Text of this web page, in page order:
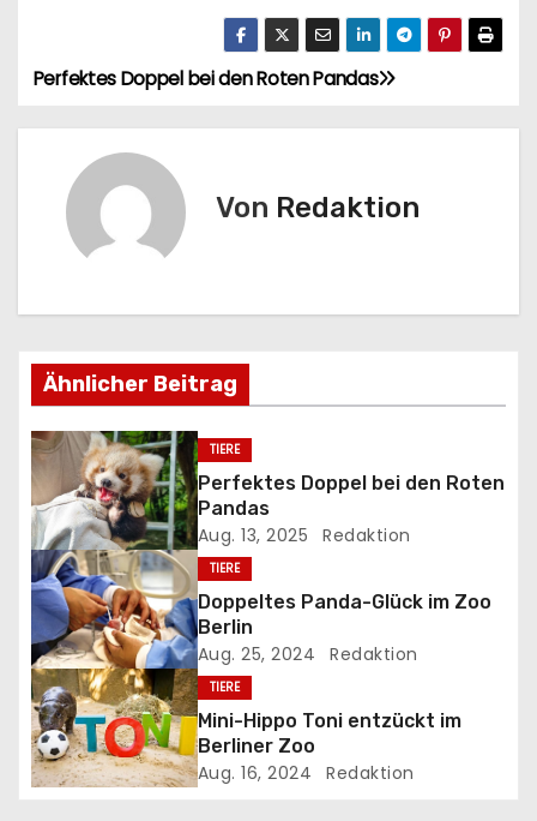
B
e
g
s
n
a
v
i
g
a
t
Perfektes Doppel bei den Roten Pandas
Von Redaktion
Ähnlicher Beitrag
TIERE
Perfektes Doppel bei den Roten
Pandas
Aug. 13, 2025 Redaktion
TIERE
Doppeltes Panda-Glück im Zoo
Berlin
Aug. 25, 2024 Redaktion
TIERE
Mini-Hippo Toni entzückt im
Berliner Zoo
Aug. 16, 2024 Redaktion